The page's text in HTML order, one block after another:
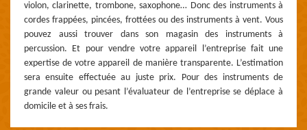
violon, clarinette, trombone, saxophone… Donc des instruments à
cordes frappées, pincées, frottées ou des instruments à vent. Vous
pouvez aussi trouver dans son magasin des instruments à
percussion. Et pour vendre votre appareil l’entreprise fait une
expertise de votre appareil de manière transparente. L’estimation
sera ensuite effectuée au juste prix. Pour des instruments de
grande valeur ou pesant l’évaluateur de l’entreprise se déplace à
domicile et à ses frais.